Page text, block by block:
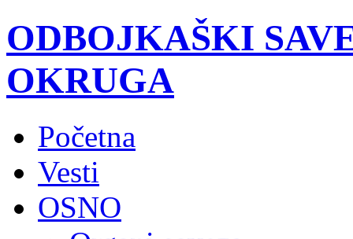
ODBOJKAŠKI
OKRUGA
Početna
Vesti
OSNO